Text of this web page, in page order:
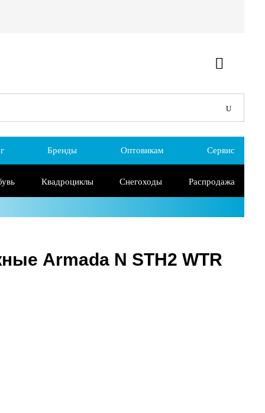
Бренды Оптовикам Сервис
Квадроциклы Снегоходы Распродажа
Armada N STH2 WTR